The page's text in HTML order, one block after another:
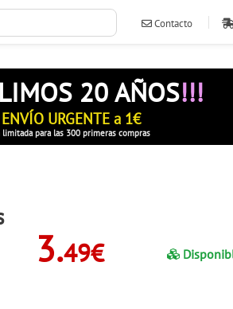
Contacto
20 AÑOS!!!
URGENTE a 1€
para las 300 primeras compras
3.49€